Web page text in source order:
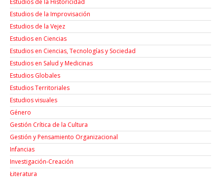
Estudios de la Historicidad
Estudios de la Improvisación
Estudios de la Vejez
Estudios en Ciencias
Estudios en Ciencias, Tecnologías y Sociedad
Estudios en Salud y Medicinas
Estudios Globales
Estudios Territoriales
Estudios visuales
Género
Gestión Crítica de la Cultura
Gestión y Pensamiento Organizacional
Infancias
Investigación-Creación
Łiteratura